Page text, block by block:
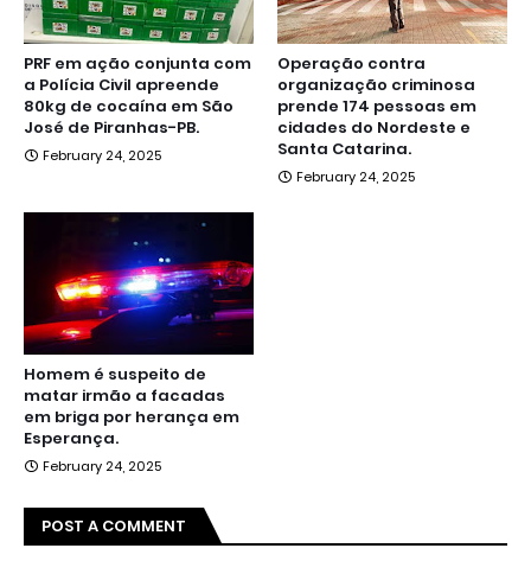
PRF em ação conjunta com
a Polícia Civil apreende
80kg de cocaína em São
José de Piranhas-PB.
February 24, 2025
Operação contra
organização criminosa
prende 174 pessoas em
cidades do Nordeste e
Santa Catarina.
February 24, 2025
Homem é suspeito de
matar irmão a facadas
em briga por herança em
Esperança.
February 24, 2025
POST A COMMENT